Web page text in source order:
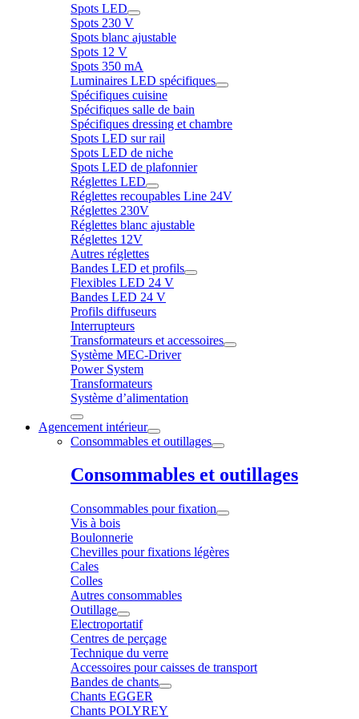
Spots LED
Spots 230 V
Spots blanc ajustable
Spots 12 V
Spots 350 mA
Luminaires LED spécifiques
Spécifiques cuisine
Spécifiques salle de bain
Spécifiques dressing et chambre
Spots LED sur rail
Spots LED de niche
Spots LED de plafonnier
Réglettes LED
Réglettes recoupables Line 24V
Réglettes 230V
Réglettes blanc ajustable
Réglettes 12V
Autres réglettes
Bandes LED et profils
Flexibles LED 24 V
Bandes LED 24 V
Profils diffuseurs
Interrupteurs
Transformateurs et accessoires
Système MEC-Driver
Power System
Transformateurs
Système d’alimentation
Agencement intérieur
Consommables et outillages
Consommables et outillages
Consommables pour fixation
Vis à bois
Boulonnerie
Chevilles pour fixations légères
Cales
Colles
Autres consommables
Outillage
Electroportatif
Centres de perçage
Technique du verre
Accessoires pour caisses de transport
Bandes de chants
Chants EGGER
Chants POLYREY